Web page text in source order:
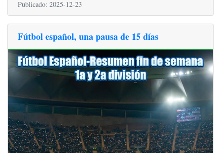
Publicado: 2025-12-23
Fútbol español, una pausa de 15 días